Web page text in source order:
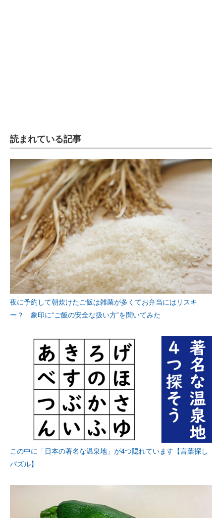
読まれている記事
夜に予約して朝炊けたご飯は雑菌が多くてお弁当にはリスキ
ー？ 象印に“ご飯の安全な扱い方”を聞いてみた
この中に「日本の著名な温泉地」が4つ隠れています【言葉探し
パズル】